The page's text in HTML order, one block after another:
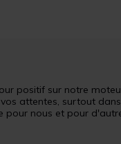
positif sur notre
attentes, surtout
pour nous et pour